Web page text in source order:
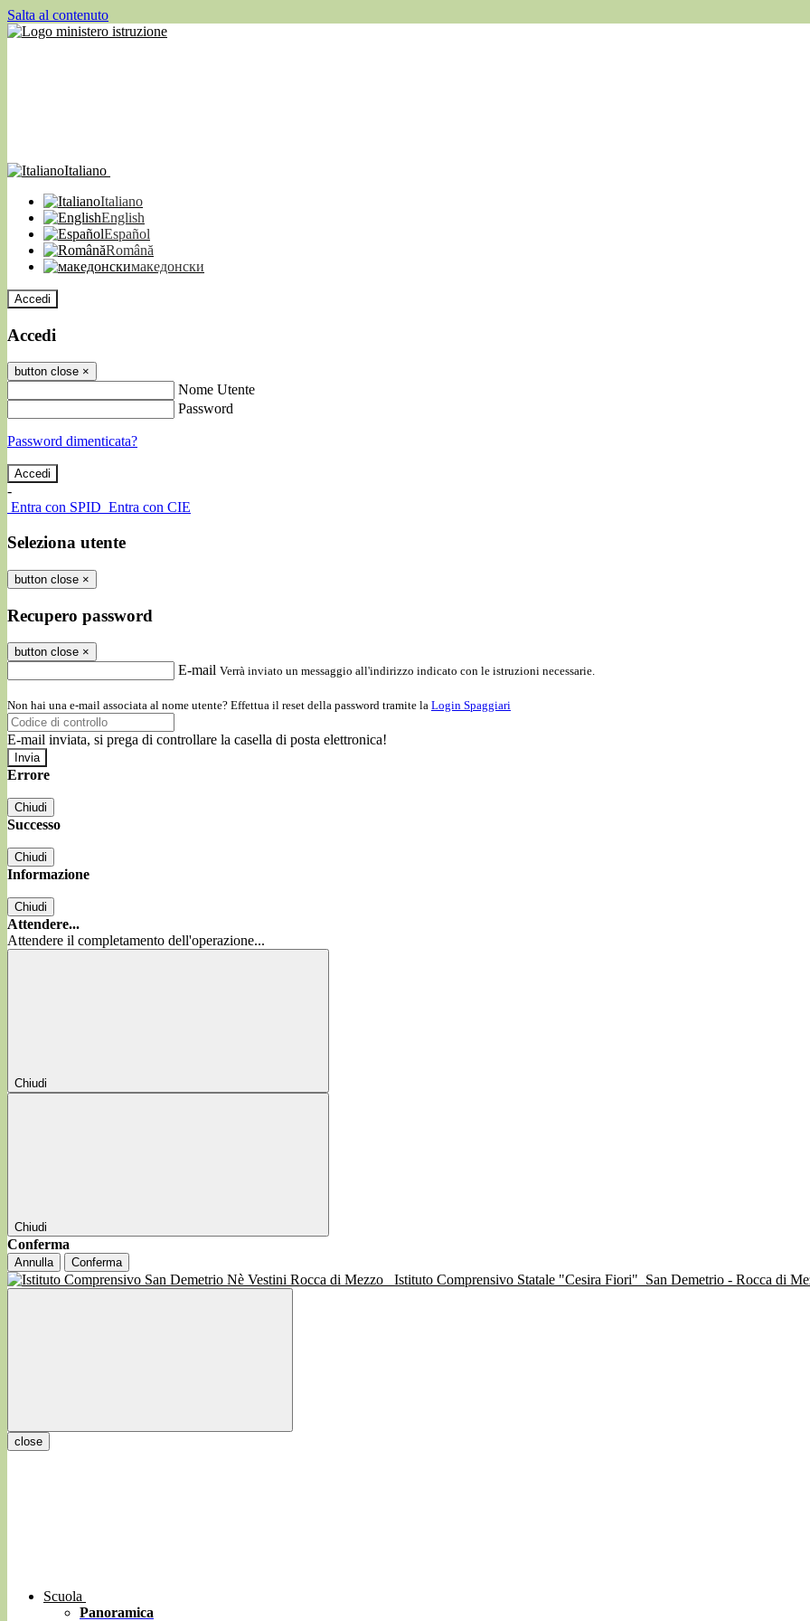
Salta al contenuto
Italiano
Italiano
English
Español
Română
македонски
Accedi
Accedi
button close ×
Nome Utente
Password
Password dimenticata?
-
Entra con SPID Entra con CIE
Seleziona utente
button close ×
Recupero password
button close ×
E-mail Verrà inviato un messaggio all'indirizzo indicato con le istruzioni necessarie.
Non hai una e-mail associata al nome utente? Effettua il reset della password tramite la Login Spaggiari
E-mail inviata, si prega di controllare la casella di posta elettronica!
Errore
Chiudi
Successo
Chiudi
Informazione
Chiudi
Attendere...
Attendere il completamento dell'operazione...
Chiudi
Chiudi
Conferma
Annulla Conferma
Istituto Comprensivo Statale "Cesira Fiori" San Demetrio - Rocca di
close
Scuola
Panoramica